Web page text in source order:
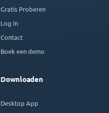
Gratis Proberen
Log in
Contact
Boek een demo
Downloaden
Desktop App